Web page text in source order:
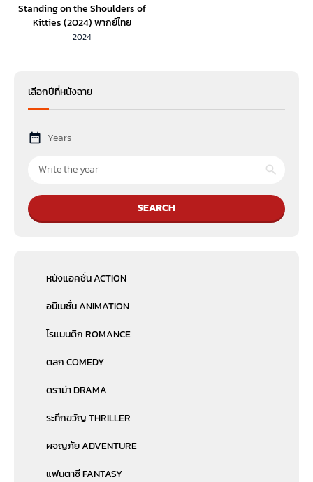
Standing on the Shoulders of
Kitties (2024) พากย์ไทย
2024
เลือกปีที่หนังฉาย
Years
SEARCH
หนังแอคชั่น ACTION
อนิเมชั่น ANIMATION
โรแมนติก ROMANCE
ตลก COMEDY
ดราม่า DRAMA
ระทึกขวัญ THRILLER
ผจญภัย ADVENTURE
แฟนตาซี FANTASY